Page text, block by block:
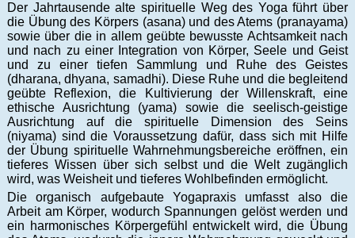
Der Jahrtausende alte spirituelle Weg des Yoga führt über
die Übung des Körpers (asana) und des Atems (pranayama)
sowie über die in allem geübte bewusste Achtsamkeit nach
und nach zu einer Integration von Körper, Seele und Geist
und zu einer tiefen Sammlung und Ruhe des Geistes
(dharana, dhyana, samadhi). Diese Ruhe und die begleitend
geübte Reflexion, die Kultivierung der Willenskraft, eine
ethische Ausrichtung (yama) sowie die seelisch-geistige
Ausrichtung auf die spirituelle Dimension des Seins
(niyama) sind die Voraussetzung dafür, dass sich mit Hilfe
der Übung spirituelle Wahrnehmungsbereiche eröffnen, ein
tieferes Wissen über sich selbst und die Welt zugänglich
wird, was Weisheit und tieferes Wohlbefinden ermöglicht.
Die organisch aufgebaute Yogapraxis umfasst also die
Arbeit am Körper, wodurch Spannungen gelöst werden und
ein harmonisches Körpergefühl entwickelt wird, die Übung